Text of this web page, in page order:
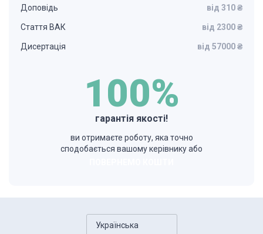
Доповідь від 310 ₴
Стаття ВАК від 2300 ₴
Дисертація від 57000 ₴
100%
гарантія якості!
ви отримаєте роботу, яка точно
сподобається вашому керівнику або
Українська